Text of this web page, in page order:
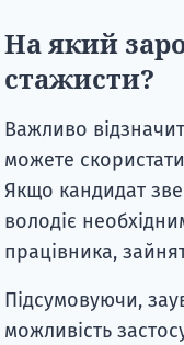
На який
стажисти?
Важливо
можете
Якщо кандидат
володіє
працівника,
Підсумовуючи,
можливість